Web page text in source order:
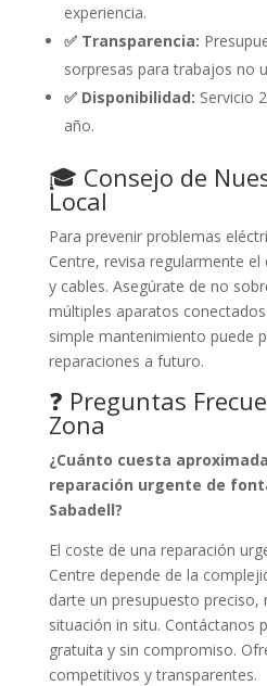
experiencia.
✅ Transparencia:
sorpresas para trabajos no
✅ Disponibilidad: Servicio
año.
🎓 Consejo de
Local
Para prevenir problemas
Centre, revisa regularmente
y cables. Asegúrate de no
múltiples aparatos
simple mantenimiento puede
reparaciones a futuro.
❓ Preguntas
Zona
¿Cuánto cuesta
reparación urgente de
Sabadell?
El coste de una reparación
Centre depende de la
darte un presupuesto preciso,
situación in situ. Contáctanos
gratuita y sin compromiso.
competitivos y transparentes.